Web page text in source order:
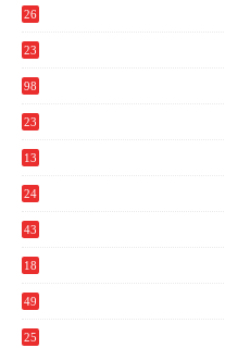
26
23
98
23
13
24
43
18
49
25